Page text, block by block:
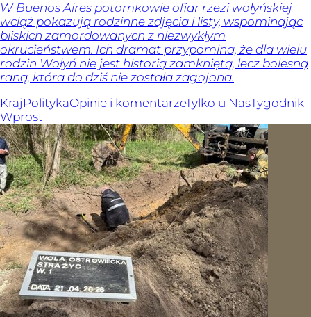
W Buenos Aires potomkowie ofiar rzezi wołyńskiej
wciąż pokazują rodzinne zdjęcia i listy, wspominając
bliskich zamordowanych z niezwykłym
okrucieństwem. Ich dramat przypomina, że dla wielu
rodzin Wołyń nie jest historią zamkniętą, lecz bolesną
raną, która do dziś nie została zagojona.
Kraj PolitykaOpinie i komentarzeTylko u NasTygodnik
Wprost